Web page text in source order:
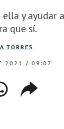
y ayudar
que sí.
TORRES
2021 / 09:07
copiar
enlace